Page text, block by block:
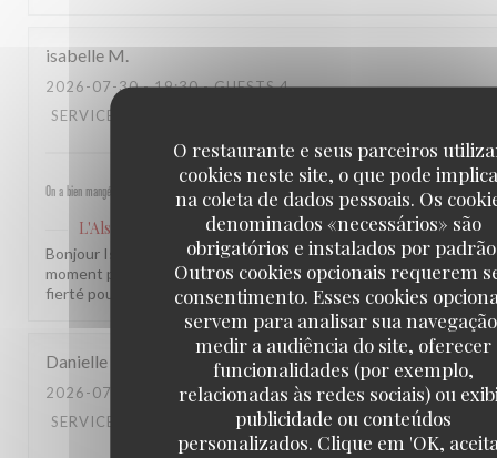
O restaurante e seus parceiros
cookies neste site, o que pode
na coleta de dados pessoais. Os
denominados «necessários» são
obrigatórios e instalados por
Outros cookies opcionais requerem
consentimento. Esses cookies
servem para analisar sua
medir a audiência do site, oferecer
funcionalidades (por exemplo,
relacionadas às redes sociais) ou
publicidade ou conteúdos
personalizados. Clique em 'OK,
isabelle M
2026-07-30- 19:30 - GUESTS 4
SERVICE
On a bien mangé, bon rapport qualité prix pour les champs, très bel emplacement, peu d attente, personnel
L'Alsace
has responded to the review
Bonjour Isabelle, Merci pour ce beau retour ! Savoir que vous
moment près des Champs et que notre équipe a été à la
fierté pour nous. À très bientôt ! L'équipe de L'Alsace
Danielle
2026-07-31
- 12:30 - GUESTS 3
SERVICE
AMBIENCE: 5/5 MENU: 5/5 QUALITY_PRICE